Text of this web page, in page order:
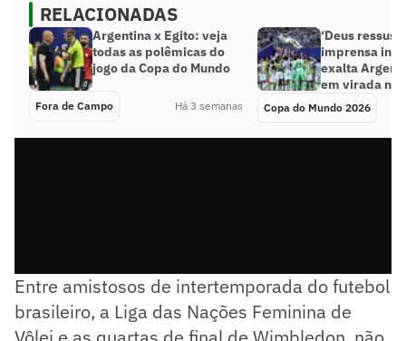
RELACIONADAS
Argentina x Egito: veja
todas as polêmicas do
jogo da Copa do Mundo
Fora de Campo Há 3 semanas
‘Deus
imprensa
exalta
em virada na
Copa do Mundo 2026
Entre amistosos de intertemporada do futebol
brasileiro, a Liga das Nações Feminina de